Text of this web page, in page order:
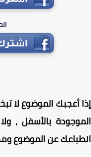
أعجبك الموضوع لا تبخل
بالأسفل ، ولا
عن الموضوع